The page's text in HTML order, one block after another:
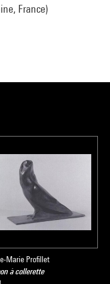
France)
Marie Profillet
à collerette